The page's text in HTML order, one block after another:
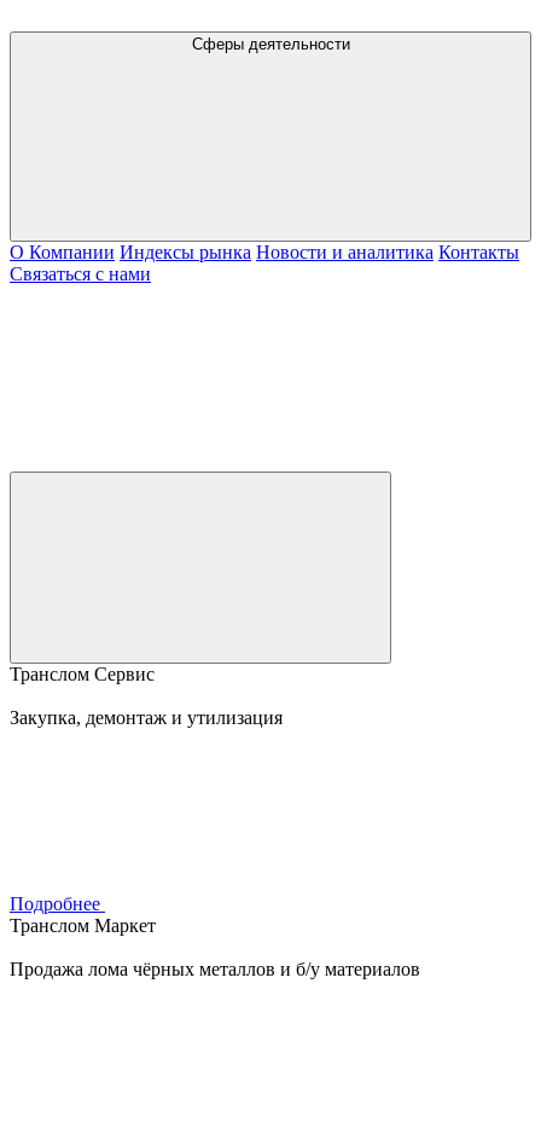
Сферы деятельности
О Компании Индексы рынка Новости и аналитика Контакты
Связаться с нами
Транслом Сервис
Закупка, демонтаж и утилизация
Подробнее
Транслом Маркет
Продажа лома чёрных металлов и б/у материалов